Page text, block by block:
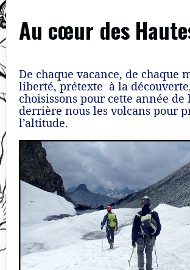
Au cœur des
De chaque vacance, de chaque
liberté, prétexte à la
choisissons pour cette année de
derrière nous les volcans pour
l’altitude.